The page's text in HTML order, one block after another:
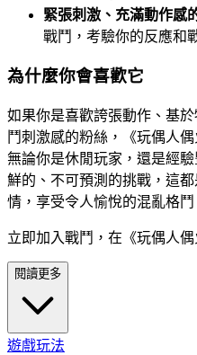
緊張刺激、充滿動作感
戰鬥，考驗你的反應和
為什麼你會喜歡它
如果你是喜歡誇張動作、基
鬥刺激感的粉絲，《玩偶人
無論你是休閒玩家，還是經
鮮的、不可預測的挑戰，這
情，享受令人愉悅的混亂格鬥
立即加入戰鬥，在《玩偶人
閱讀更多
遊戲玩法